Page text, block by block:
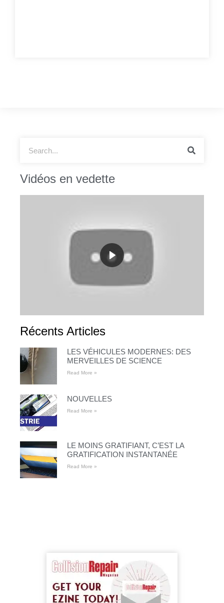
Vidéos en vedette
Récents Articles
LES VÉHICULES MODERNES: DES
MERVEILLES DE SCIENCE
Read More »
NOUVELLES
Read More »
LE MOINS GRATIFIANT, C’EST LA
GRATIFICATION INSTANTANÉE
Read More »